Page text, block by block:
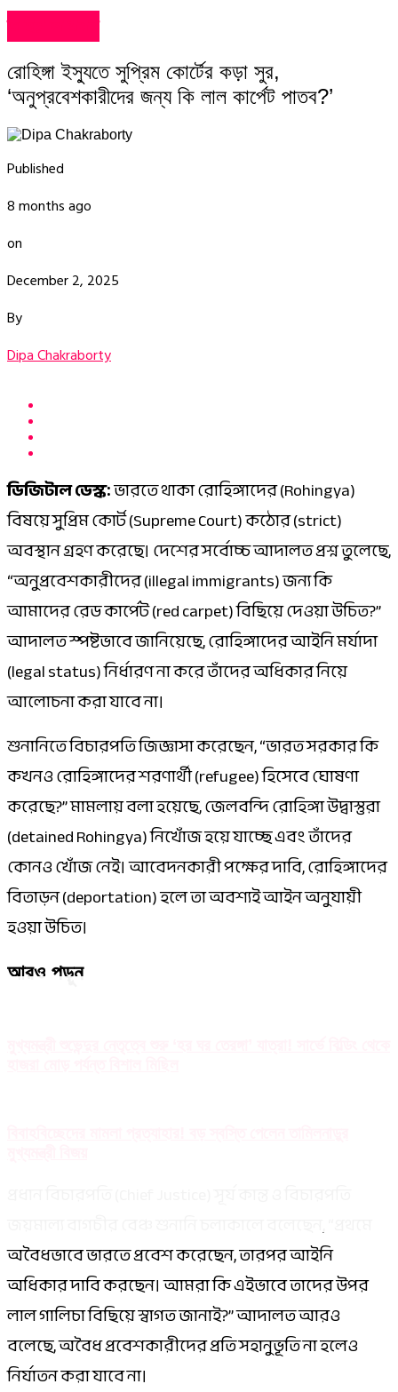
রোহিঙ্গা ইস্যুতে সুপ্রিম কোর্টের কড়া সুর,
‘অনুপ্রবেশকারীদের জন্য কি লাল কার্পেট পাতব?’
Published
8 months ago
on
December 2, 2025
By
Dipa Chakraborty
ডিজিটাল ডেস্ক:ভারতে থাকা রোহিঙ্গাদের (Rohingya)
বিষয়ে সুপ্রিম কোর্ট (Supreme Court) কঠোর (strict)
অবস্থান গ্রহণ করেছে। দেশের সর্বোচ্চ আদালত প্রশ্ন তুলেছে,
“অনুপ্রবেশকারীদের (illegal immigrants) জন্য কি
আমাদের রেড কার্পেট (red carpet) বিছিয়ে দেওয়া উচিত?”
আদালত স্পষ্টভাবে জানিয়েছে, রোহিঙ্গাদের আইনি মর্যাদা
(legal status) নির্ধারণ না করে তাঁদের অধিকার নিয়ে
আলোচনা করা যাবে না।
শুনানিতে বিচারপতি জিজ্ঞাসা করেছেন, “ভারত সরকার কি
কখনও রোহিঙ্গাদের শরণার্থী (refugee) হিসেবে ঘোষণা
করেছে?” মামলায় বলা হয়েছে, জেলবন্দি রোহিঙ্গা উদ্বাস্তুরা
(detained Rohingya) নিখোঁজ হয়ে যাচ্ছে এবং তাঁদের
কোনও খোঁজ নেই। আবেদনকারী পক্ষের দাবি, রোহিঙ্গাদের
বিতাড়ন (deportation) হলে তা অবশ্যই আইন অনুযায়ী
হওয়া উচিত।
আরও পড়ুন
জয়মাল্য বাগচীর বেঞ্চ শুনানি চলাকালে বলেছেন, “প্রথমে
অবৈধভাবে ভারতে প্রবেশ করেছেন, তারপর আইনি
অধিকার দাবি করছেন। আমরা কি এইভাবে তাদের উপর
লাল গালিচা বিছিয়ে স্বাগত জানাই?” আদালত আরও
বলেছে, অবৈধ প্রবেশকারীদের প্রতি সহানুভূতি না হলেও
নির্যাতন করা যাবে না।